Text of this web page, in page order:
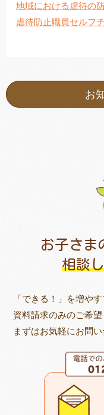
地域における虐待の
虐待防止職員セルフ
お
お子さま
相談
「できる！」を増や
資料請求のみのご希望
まずはお気軽にお問い